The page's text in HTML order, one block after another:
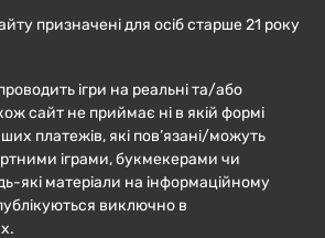
призначені для осіб старше 21 року
ігри на реальні та/або
сайт не приймає ні в якій формі
платежів, які пов’язані/можуть
іграми, букмекерами чи
які матеріали на інформаційному
виключно в